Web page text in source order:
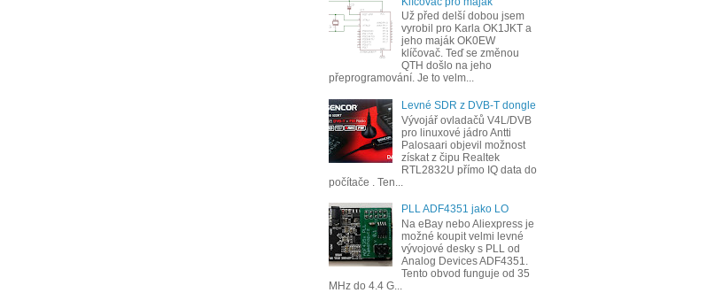
Už před delší dobou jsem
vyrobil pro Karla OK1JKT a
jeho maják OK0EW
klíčovač. Teď se změnou
QTH došlo na jeho
přeprogramování. Je to velm...
Levné SDR z DVB-T dongle
Vývojář ovladačů V4L/DVB
pro linuxové jádro Antti
Palosaari objevil možnost
získat z čipu Realtek
RTL2832U přímo IQ data do
počítače . Ten...
PLL ADF4351 jako LO
Na eBay nebo Aliexpress je
možné koupit velmi levné
vývojové desky s PLL od
Analog Devices ADF4351.
Tento obvod funguje od 35
MHz do 4.4 G...